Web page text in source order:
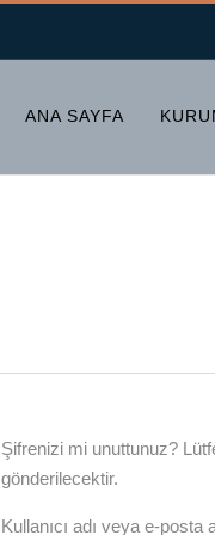
ANA SAYFA
Şifrenizi mi unuttunuz?
gönderilecektir.
Kullanıcı adı veya e-posta